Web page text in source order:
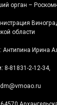
орган –
области
Антипина Ирина
8-81831-2-12-34,